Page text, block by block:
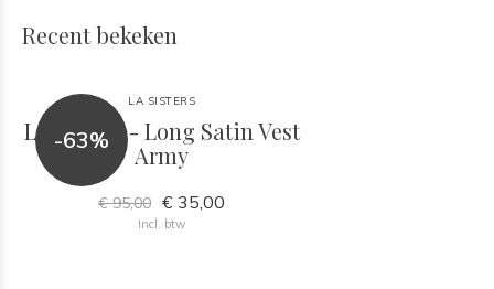
Recent bekeken
-63%
LA SISTERS
LA Sisters - Long Satin Vest
Army
€ 95,00 € 35,00
Incl. btw